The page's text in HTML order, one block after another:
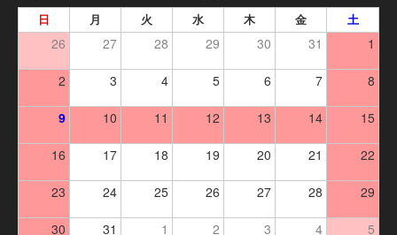
日 月 火 水 木 金 土
26 27 28 29 30 31 1
2 3 4 5 6 7 8
9 10 11 12 13 14 15
16 17 18 19 20 21 22
23 24 25 26 27 28 29
30 31 1 2 3 4 5